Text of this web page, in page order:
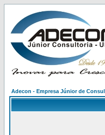
Adecon - Empresa Júnior de